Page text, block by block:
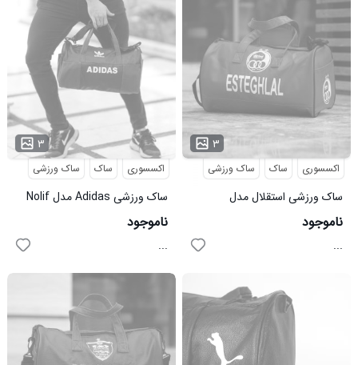
۳
اکسسوری ساک ساک ورزشی
ساک ورزشی Adidas مدل Nolif
آبی
ناموجود
...
۳
اکسسوری ساک ساک ورزشی
ساک ورزشی استقلال مدل
Yamga
ناموجود
...